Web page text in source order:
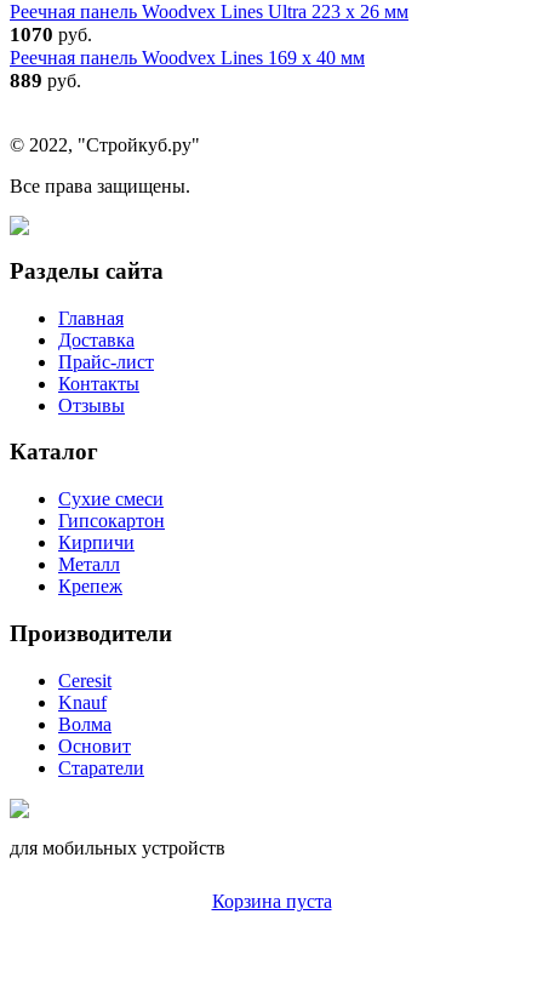
Реечная панель Woodvex Lines Ultra 223 x 26 мм
1070 руб.
Реечная панель Woodvex Lines 169 x 40 мм
889 руб.
© 2022, "Стройкуб.ру"
Все права защищены.
Разделы сайта
Главная
Доставка
Прайс-лист
Контакты
Отзывы
Каталог
Сухие смеси
Гипсокартон
Кирпичи
Металл
Крепеж
Производители
Ceresit
Knauf
Волма
Основит
Старатели
для мобильных устройств
Корзина пуста